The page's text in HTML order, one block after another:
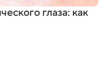
глаза: как